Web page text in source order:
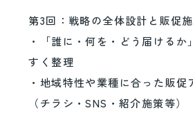
第3回：戦略の全体設計と販促
・「誰に・何を・どう届けるか
すく整理
・地域特性や業種に合った販促
（チラシ・SNS・紹介施策等）